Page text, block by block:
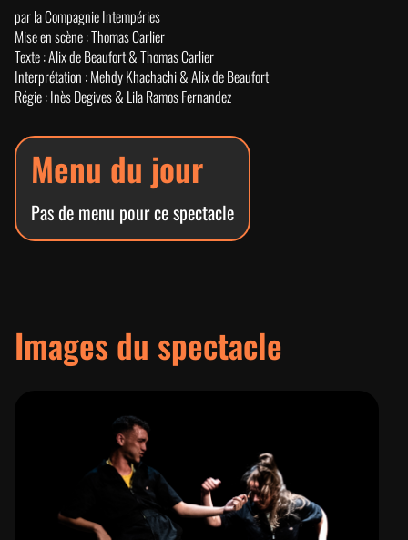
par la Compagnie Intempéries
Mise en scène : Thomas Carlier
Texte : Alix de Beaufort & Thomas Carlier
Interprétation : Mehdy Khachachi & Alix de Beaufort
Régie : Inès Degives & Lila Ramos Fernandez
Menu du jour
Pas de menu pour ce spectacle
Images du spectacle